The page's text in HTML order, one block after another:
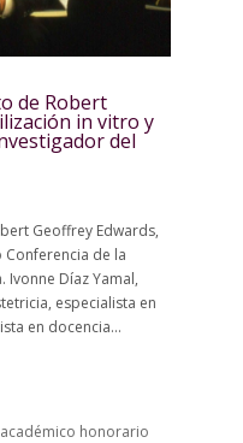
de Robert
in vitro y
del
Geoffrey Edwards,
de la
Díaz Yamal,
especialista en
en docencia...
honorario